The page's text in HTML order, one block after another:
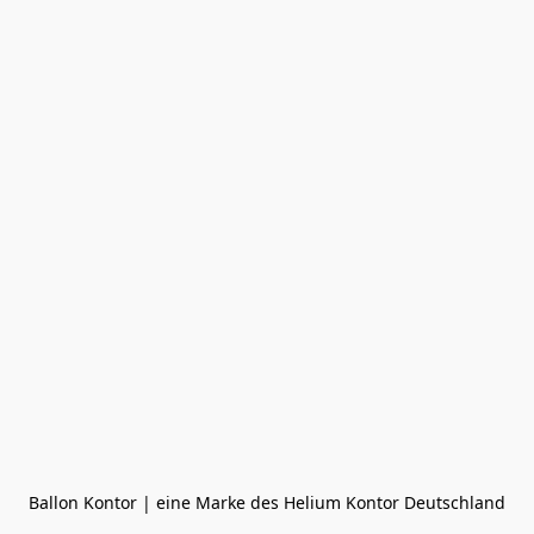
Ballon Kontor | eine Marke des Helium Kontor Deutschland